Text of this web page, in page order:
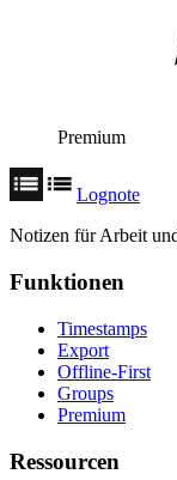
Premium
Lognote
Notizen für Arbeit
Funktionen
Timestamps
Export
Offline-First
Groups
Premium
Ressourcen